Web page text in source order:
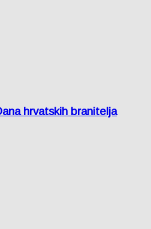
hrvatskih branitelja